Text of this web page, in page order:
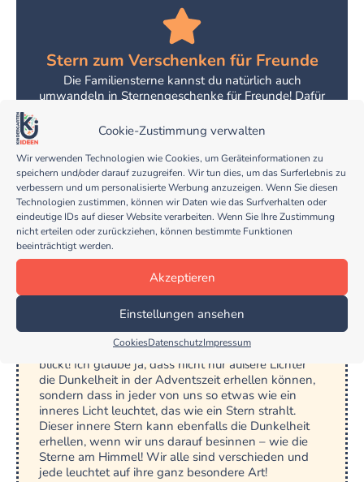
Cookie-Zustimmung verwalten
Wir verwenden Technologien wie Cookies, um Geräteinformationen zu
speichern und/oder darauf zuzugreifen. Wir tun dies, um das Surferlebnis zu
verbessern und um personalisierte Werbung anzuzeigen. Wenn Sie diesen
Technologien zustimmen, können wir Daten wie das Surfverhalten oder
eindeutige IDs auf dieser Website verarbeiten. Wenn Sie Ihre Zustimmung
nicht erteilen oder zurückziehen, können bestimmte Funktionen
beeinträchtigt werden.
Akzeptieren
Einstellungen ansehen
CookiesDatenschutzImpressum
Stern zum Verschenken für Freunde
Die Familiensterne kannst du natürlich auch
umwandeln in Sternengeschenke für Freunde! Dafür
Tonkarton aus und schreibst den Familientext einfach
um. Auf diese Weise hast du ein besonderes
Geschenk, das auf wunderbare Weise jemanden
erstrahlen lässt! Hier unten findest du dafür eine
Vorlage.
Vorlage für Freunde
Liebe ……………!
Nun ist es wieder soweit: Adventszeit,
Lichterzauber in den Straßen,
Weihnachtsmarkt und Kerzenschein, wohin man
blickt! Ich glaube ja, dass nicht nur äußere Lichter
die Dunkelheit in der Adventszeit erhellen können,
sondern dass in jeder von uns so etwas wie ein
inneres Licht leuchtet, das wie ein Stern strahlt.
Dieser innere Stern kann ebenfalls die Dunkelheit
erhellen, wenn wir uns darauf besinnen – wie die
Sterne am Himmel! Wir alle sind verschieden und
jede leuchtet auf ihre ganz besondere Art!